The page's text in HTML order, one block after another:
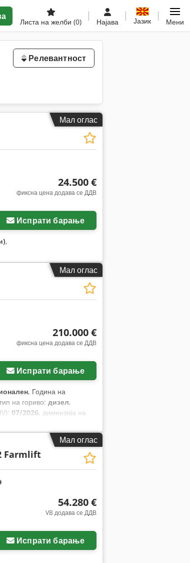
Листа на желби (0) Најава Јазик Мени
Релевантност
Мал оглас
24.500 €
фиксна цена додава се ДДВ
Испрати барање
,
Мал оглас
210.000 €
фиксна цена додава се ДДВ
Испрати барање
, Година на
на гориво: дизел,
07/2026, димензија на
Мал оглас
Farmlift
54.280 €
VB додава се ДДВ
Испрати барање